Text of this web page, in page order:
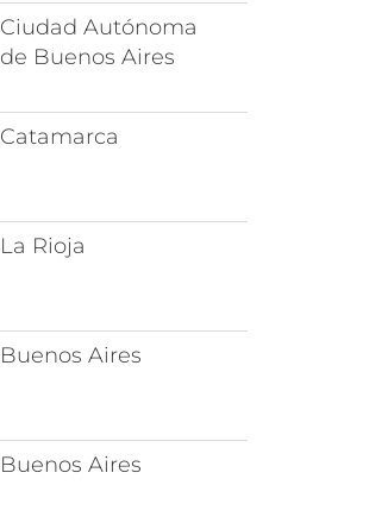
Ciudad Autónoma
de Buenos Aires
Catamarca
La Rioja
Buenos Aires
Buenos Aires